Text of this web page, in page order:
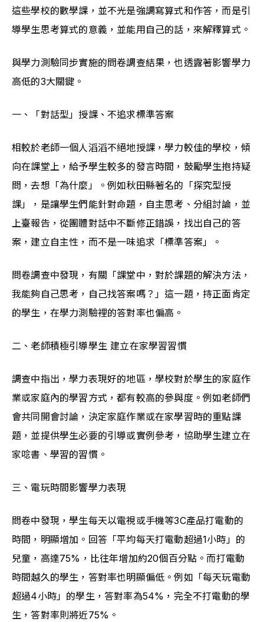
這些學校的數學課，並不光是強調寫算式和作答，而是引
導學生思考算式的意義，並能用自己的話，來解釋算式。
與學力測驗同步實施的問卷調查結果，也透露著影響學力
高低的3大關鍵。
一、「對話型」授課、不追求標準答案
相較於老師一個人滔滔不絕地授課，學力較佳的學校，傾
向在課堂上，給予學生較多的發言時間，鼓勵學生抱持疑
問，去想「為什麼」。例如秋田縣著名的「探究型授
課」，是讓學生們能針對命題，自主思考、分組討論，並
上臺報告，從團體對話中不斷修正錯誤，找出自己的答
案，建立自主性，而不是一味追求「標準答案」。
問卷調查中發現，有關「課堂中，對於課題的解決方法，
我能夠自己思考，自己找答案嗎？」這一題，持正面肯定
的學生，在學力測驗裡的答對率也偏高。
二、老師積極引導學生 建立在家學習習慣
調查中指出，學力表現好的地區，學校對於學生的家庭作
業或家庭內的學習方式，都有較高的參與度。例如老師們
會共同開會討論，決定家庭作業或在家學習時的重點課
題，並提供學生必要的引導或實例參考，協助學生建立在
家唸書、學習的習慣。
三、電玩時間影響學力表現
問卷中發現，學生每天以電視或手機等3C產品打電動的
時間，明顯增加。回答「平均每天打電動超過1小時」的
兒童，高達75%，比往年增加約20個百分點。而打電動
時間越久的學生，答對率也明顯偏低。例如「每天玩電動
超過4小時」的學生，答對率為54%，完全不打電動的學
生，答對率則將近75%。